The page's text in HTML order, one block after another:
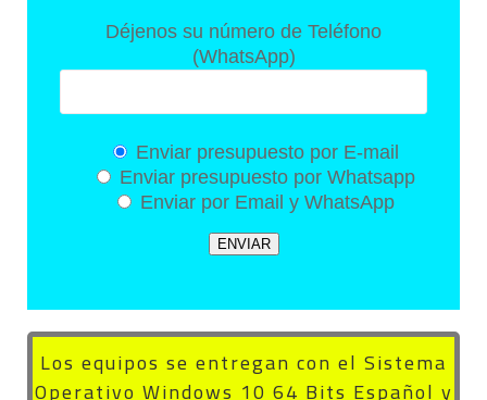
Déjenos su número de Teléfono
(WhatsApp)
Enviar presupuesto por E-mail
Enviar presupuesto por Whatsapp
Enviar por Email y WhatsApp
Los equipos se entregan con el Sistema
Operativo Windows 10 64 Bits Español y